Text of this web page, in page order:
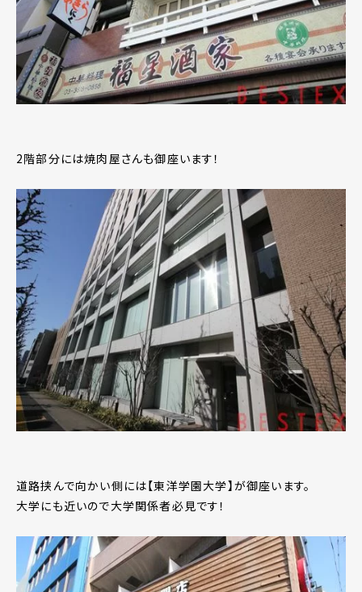
2階部分には焼肉屋さんも御座います！
道路挟んで向かい側には【東洋学園大学】が御座います。
大学にも近いので大学関係者必見です！